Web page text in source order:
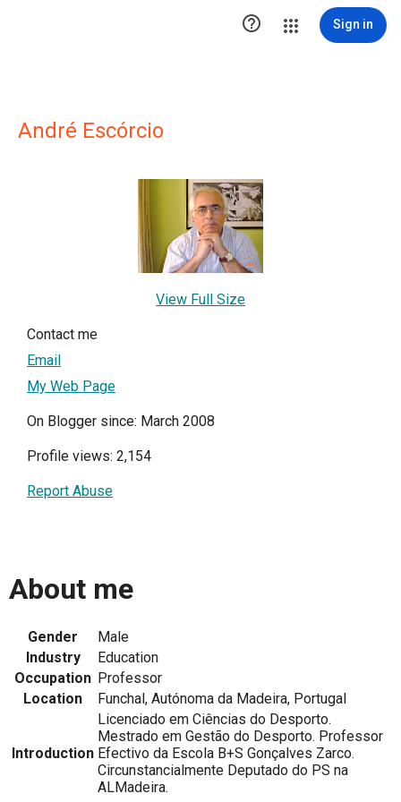
 Sign in
André Escórcio
View Full Size
Contact me
Email
My Web Page
On Blogger since: March 2008
Profile views: 2,154
Report Abuse
About me
Gender
Male
Industry
Education
Occupation Professor
Location
Funchal, Autónoma da Madeira, Portugal
Introduction
Licenciado em Ciências do Desporto.
Mestrado em Gestão do Desporto. Professor
Efectivo da Escola B+S Gonçalves Zarco.
Circunstancialmente Deputado do PS na
ALMadeira.